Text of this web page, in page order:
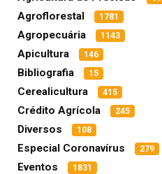
Agroflorestal 1781
Agropecuária 1143
Apicultura 146
Bibliografia 15
Cerealicultura 415
Crédito Agrícola 245
Diversos 108
Especial Coronavírus 279
Eventos 1831